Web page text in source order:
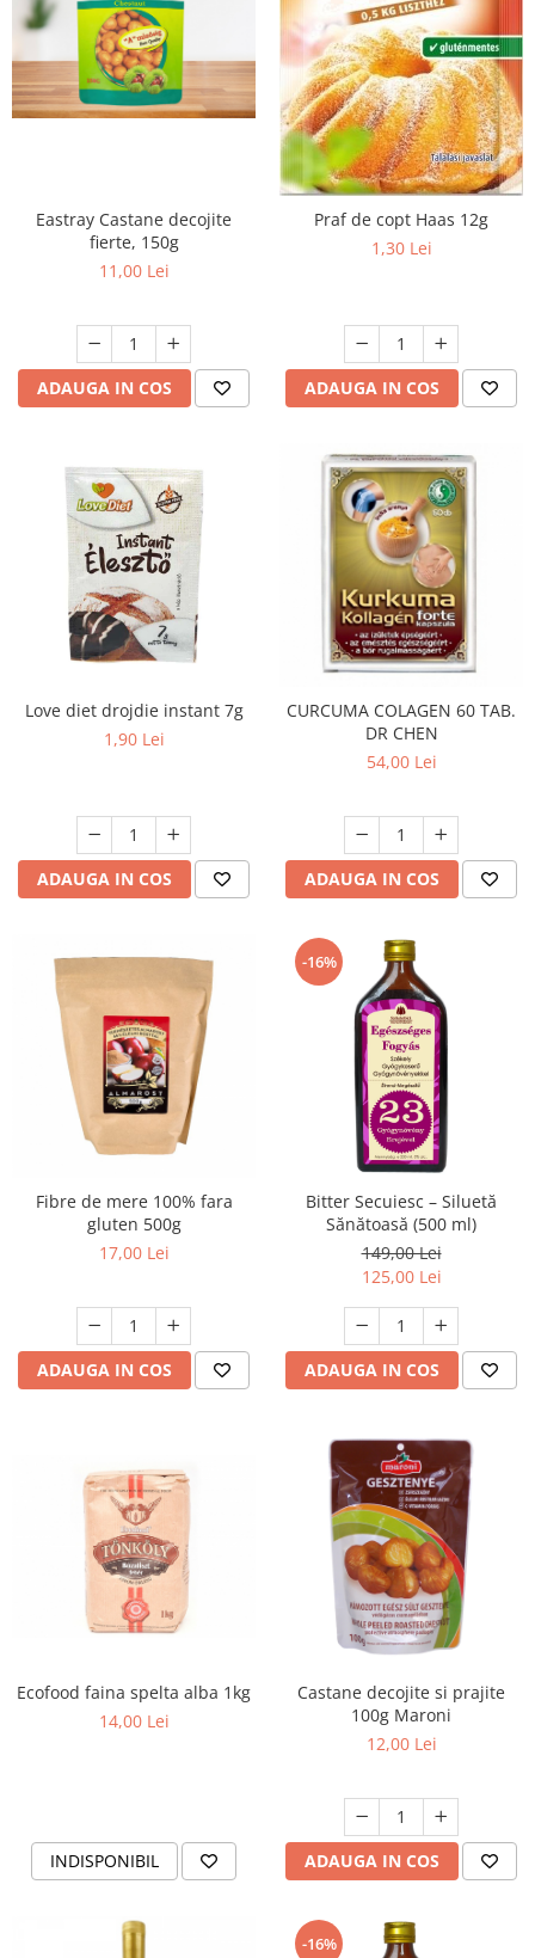
Vitamine Gal
Eastray Castane decojite
fierte, 150g
11,00 Lei
ADAUGA IN COS
Praf de copt Haas 12g
1,30 Lei
ADAUGA IN COS
Love diet drojdie instant 7g
1,90 Lei
ADAUGA IN COS
CURCUMA COLAGEN 60 TAB.
DR CHEN
54,00 Lei
ADAUGA IN COS
Fibre de mere 100% fara
gluten 500g
17,00 Lei
ADAUGA IN COS
-16%
Bitter Secuiesc – Siluetă
Sănătoasă (500 ml)
149,00 Lei
125,00 Lei
ADAUGA IN COS
Ecofood faina spelta alba 1kg
14,00 Lei
INDISPONIBIL
Castane decojite si prajite
100g Maroni
12,00 Lei
ADAUGA IN COS
-16%